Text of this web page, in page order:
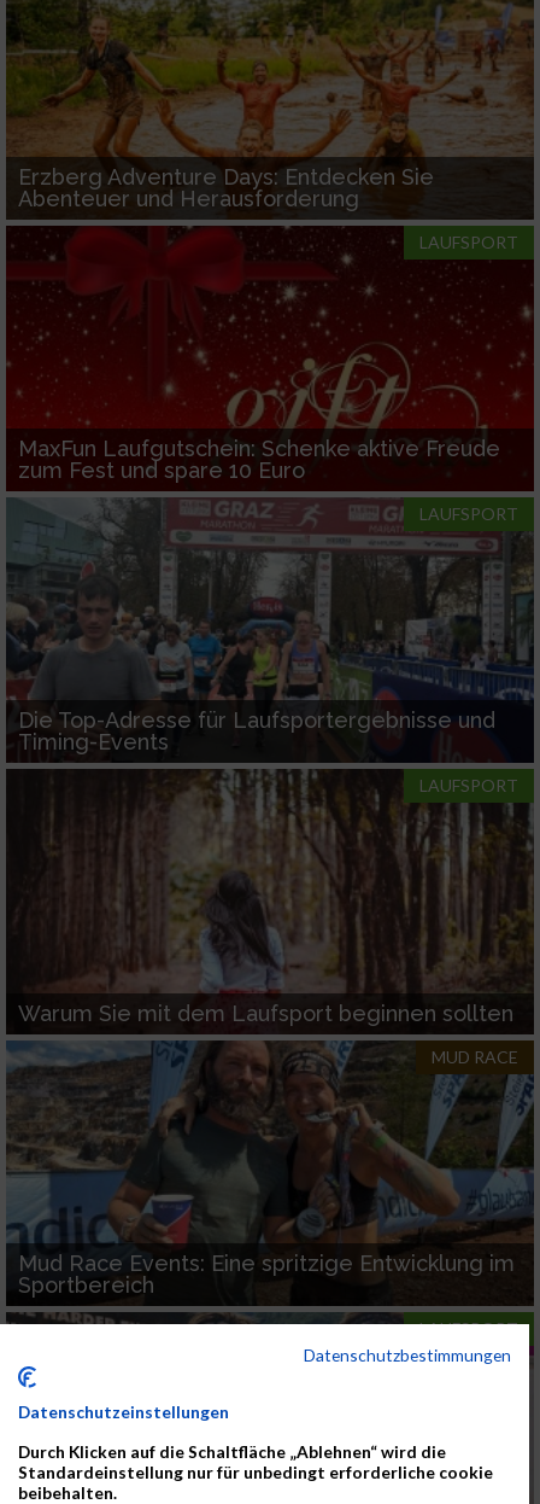
Erzberg Adventure Days: Entdecken Sie
Abenteuer und Herausforderung
LAUFSPORT
MaxFun Laufgutschein: Schenke aktive Freude
zum Fest und spare 10 Euro
LAUFSPORT
Die Top-Adresse für Laufsportergebnisse und
Timing-Events
LAUFSPORT
Warum Sie mit dem Laufsport beginnen sollten
MUD RACE
Mud Race Events: Eine spritzige Entwicklung im
Sportbereich
LAUFSPORT
Datenschutzbestimmungen
Datenschutzeinstellungen
Durch Klicken auf die Schaltfläche „Ablehnen“ wird die
Standardeinstellung nur für unbedingt erforderliche cookie
beibehalten.